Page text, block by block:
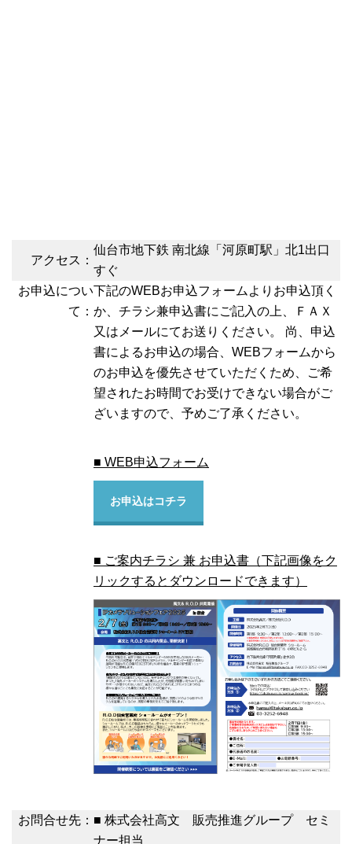
アクセス：
仙台市地下鉄 南北線「河原町駅」北1出口
すぐ
お申込につい
て：
下記のWEBお申込フォームよりお申込頂く
か、チラシ兼申込書にご記入の上、ＦＡＸ
又はメールにてお送りください。 尚、申込
書によるお申込の場合、WEBフォームから
のお申込を優先させていただくため、ご希
望されたお時間でお受けできない場合がご
ざいますので、予めご了承ください。
■ WEB申込フォーム
お申込はコチラ
■ ご案内チラシ 兼 お申込書（下記画像をク
リックするとダウンロードできます）
お問合せ先： ■ 株式会社高文 販売推進グループ セミ
ナー担当